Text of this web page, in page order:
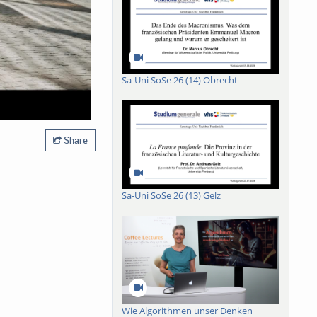
Share
Sa-Uni SoSe 26 (14) Obrecht
Sa-Uni SoSe 26 (13) Gelz
Wie Algorithmen unser Denken